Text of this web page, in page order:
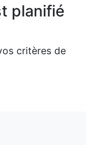
planifié
critères de